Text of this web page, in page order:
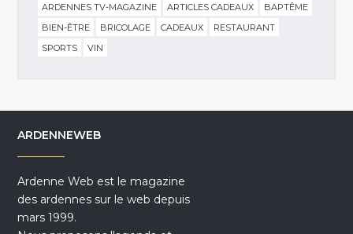
ARDENNES TV-MAGAZINE
ARTICLES CADEAUX
BAPTÊME
BIEN-ÊTRE
BRICOLAGE CADEAUX
RESTAURANT
SPORTS
VIN
ARDENNEWEB
Ardenne Web est le magazine
des ardennes sur le web depuis
mars 1999.